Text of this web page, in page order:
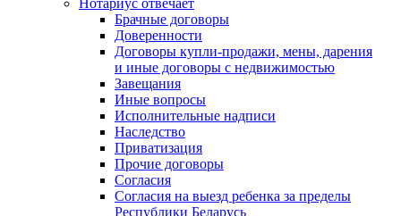
Брачные договоры
Доверенности
Договоры купли-продажи, мены, дарения
и иные договоры с недвижимостью
Завещания
Иные вопросы
Исполнительные надписи
Наследство
Приватизация
Прочие договоры
Согласия
Согласия на выезд ребенка за пределы
Республики Беларусь